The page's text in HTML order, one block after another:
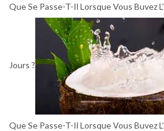
Que Se Passe-T-Il Lorsque Vous Buvez
Jours ?
Que Se Passe-T-Il Lorsque Vous Buvez